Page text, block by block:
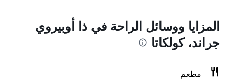
المزايا ووسائل الراحة في ذا أوبيروي
جراند، كولكاتا
مطعم